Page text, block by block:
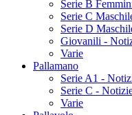
Serie B
Serie C
Serie D
Giovanili -
Varie
Pallamano
Serie A1 -
Serie C -
Varie